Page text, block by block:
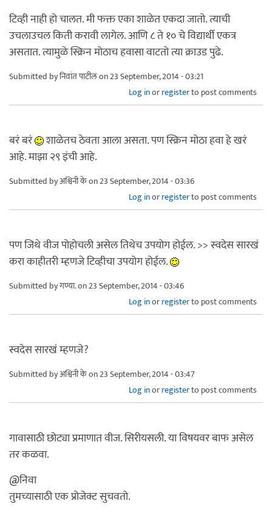
टिव्ही नाही हो चालत. मी फक्त एका शाळेत एकदा जातो. त्याची
उचलाउचल किती करावी लागेल. आणि ८ ते १० चे विद्यार्थी एकत्र
असतात. त्यामुळे स्क्रिन मोठाच हवासा वाटतो त्या क्राउड पुढे.
Submitted byनिवांत पाटीलon 23 September, 2014 - 03:21
Log inorregisterto post comments
बरं बरं
शाळेतच ठेवता आला असता. पण स्क्रिन मोठा हवा हे खरं
आहे. माझा २९ इंची आहे.
Submitted byअश्विनी केon 23 September, 2014 - 03:36
Log inorregisterto post comments
पण जिथे वीज पोहोचली असेल तिथेच उपयोग होईल. >> स्वदेस सारखं
करा काहीतरी म्हणजे टिव्हीचा उपयोग होईल.
Submitted byगण्या.on 23 September, 2014 - 03:46
Log inorregisterto post comments
स्वदेस सारखं म्हणजे?
Submitted byअश्विनी केon 23 September, 2014 - 03:47
Log inorregisterto post comments
गावासाठी छोट्या प्रमाणात वीज. सिरीयसली. या विषयवर बाफ असेल
तर कळवा.
@निवा
तुमच्यासाठी एक प्रोजेक्ट सुचवतो.